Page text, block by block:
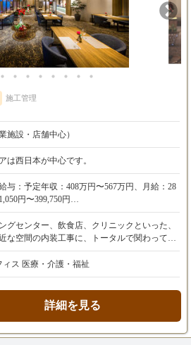
施工管理
施設・店舗中心）
は西日本が中心です。
与：予定年収：408万円〜567万円、月給：28
1,050円〜399,750円
・基本給：245,000円〜348,500円
固定残業手当：月20時間分（36,050円〜51,25
円）を含みます。超過分は別途全額支給。
昇給：年1回
給与はあなたの経験・資格・能力を最大限考
慮し、相談の上で決定します。
※上記はあくまで目安であり、選考を通じて上
グセンター、飲食店、クリニックといった、
な空間の内装工事に、トータルで関わってい
図面と現場の整合性確認など） ・工事スケ
捗管理 ・品質、安全、原価の管理 ・各種書
なく、営業
いをヒアリングし、プロジェクト全体を動か
現場は巡回型で、広島・岡山を中心とした西
から、こだわりの詰まった物販・飲食店舗、
ス 医療・介護・福祉
詳細を見る